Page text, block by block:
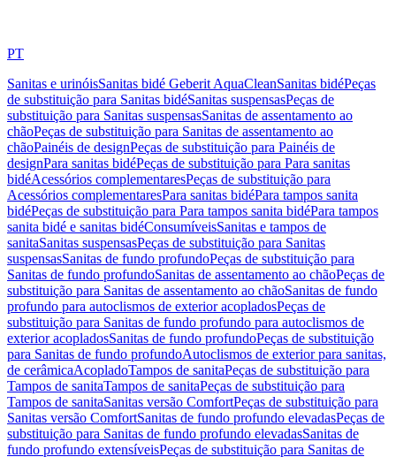
PT
Sanitas e urinóisSanitas bidé Geberit AquaCleanSanitas bidéPeças
de substituição para Sanitas bidéSanitas suspensasPeças de
substituição para Sanitas suspensasSanitas de assentamento ao
chãoPeças de substituição para Sanitas de assentamento ao
chãoPainéis de designPeças de substituição para Painéis de
designPara sanitas bidéPeças de substituição para Para sanitas
bidéAcessórios complementaresPeças de substituição para
Acessórios complementaresPara sanitas bidéPara tampos sanita
bidéPeças de substituição para Para tampos sanita bidéPara tampos
sanita bidé e sanitas bidéConsumíveisSanitas e tampos de
sanitaSanitas suspensasPeças de substituição para Sanitas
suspensasSanitas de fundo profundoPeças de substituição para
Sanitas de fundo profundoSanitas de assentamento ao chãoPeças de
substituição para Sanitas de assentamento ao chãoSanitas de fundo
profundo para autoclismos de exterior acopladosPeças de
substituição para Sanitas de fundo profundo para autoclismos de
exterior acopladosSanitas de fundo profundoPeças de substituição
para Sanitas de fundo profundoAutoclismos de exterior para sanitas,
de cerâmicaAcopladoTampos de sanitaPeças de substituição para
Tampos de sanitaTampos de sanitaPeças de substituição para
Tampos de sanitaSanitas versão ComfortPeças de substituição para
Sanitas versão ComfortSanitas de fundo profundo elevadasPeças de
substituição para Sanitas de fundo profundo elevadasSanitas de
fundo profundo extensíveisPeças de substituição para Sanitas de